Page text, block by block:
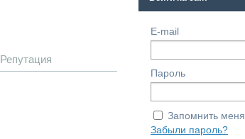
Репутация
E-mail
Пароль
Запомнить меня
Забыли пароль?